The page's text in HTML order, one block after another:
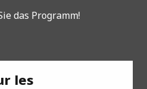
das Programm!
les